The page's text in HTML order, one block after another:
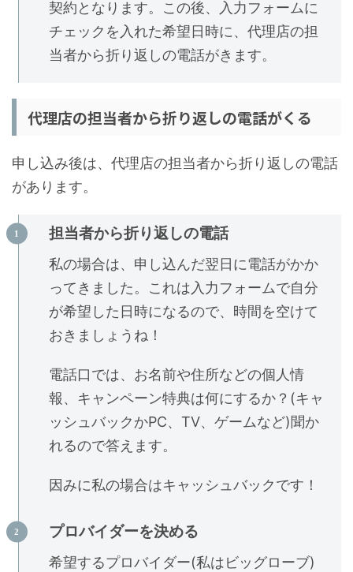
契約となります。この後、入力フォームに
チェックを入れた希望日時に、代理店の担
当者から折り返しの電話がきます。
代理店の担当者から折り返しの電話がくる
申し込み後は、代理店の担当者から折り返しの電話
があります。
担当者から折り返しの電話
私の場合は、申し込んだ翌日に電話がかか
ってきました。これは入力フォームで自分
が希望した日時になるので、時間を空けて
おきましょうね！
電話口では、お名前や住所などの個人情
報、キャンペーン特典は何にするか？(キャ
ッシュバックかPC、TV、ゲームなど)聞か
れるので答えます。
因みに私の場合はキャッシュバックです！
プロバイダーを決める
希望するプロバイダー(私はビッグローブ)